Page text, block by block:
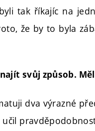
tak říkajíc na
že by to byla
svůj způsob.
dva výrazné